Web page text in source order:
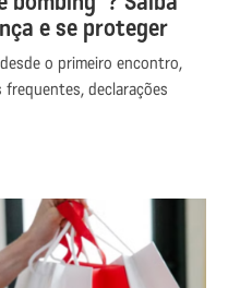
e se proteger
o primeiro encontro,
frequentes, declarações